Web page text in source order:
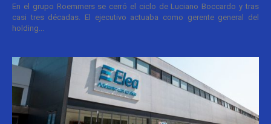
En el grupo Roemmers se cerró el ciclo de Luciano Boccardo y tras
casi tres décadas. El ejecutivo actuaba como gerente general del
holding...